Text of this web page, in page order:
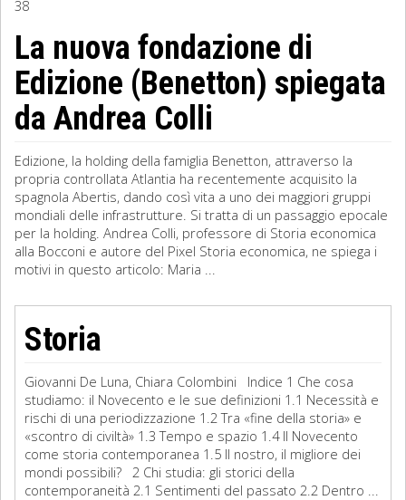
Sociologia
Filosofia
Storia
Matematica
Diritto
38
La nuova fondazione di
Edizione (Benetton) spiegata
da Andrea Colli
Edizione, la holding della famiglia Benetton, attraverso la
propria controllata Atlantia ha recentemente acquisito la
spagnola Abertis, dando così vita a uno dei maggiori gruppi
mondiali delle infrastrutture. Si tratta di un passaggio epocale
per la holding. Andrea Colli, professore di Storia economica
alla Bocconi e autore del Pixel Storia economica, ne spiega i
motivi in questo articolo: Maria ...
Storia
Giovanni De Luna, Chiara Colombini Indice 1 Che cosa
studiamo: il Novecento e le sue definizioni 1.1 Necessità e
rischi di una periodizzazione 1.2 Tra «fine della storia» e
«scontro di civiltà» 1.3 Tempo e spazio 1.4 Il Novecento
come storia contemporanea 1.5 Il nostro, il migliore dei
mondi possibili? 2 Chi studia: gli storici della
contemporaneità 2.1 Sentimenti del passato 2.2 Dentro ...